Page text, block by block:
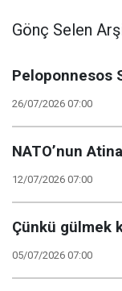
kuruluşlarını
Gönç Selen
Peloponnesos
26/07/2026 07:00
NATO’nun
12/07/2026 07:00
Çünkü gülmek
05/07/2026 07:00